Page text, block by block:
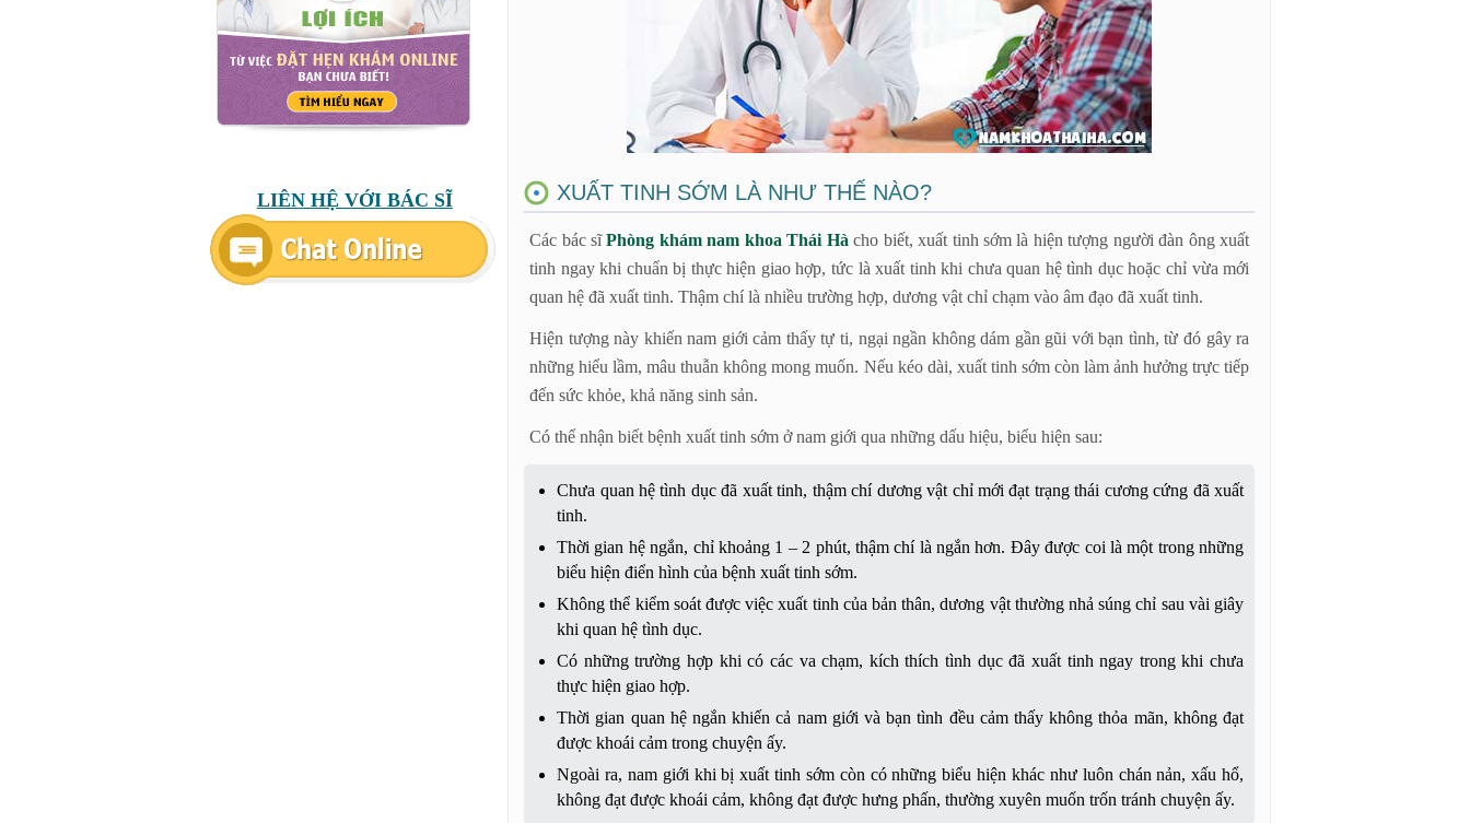
LIÊN HỆ VỚI BÁC SĨ XUẤT TINH SỚM LÀ NHƯ THẾ NÀO?
Các bác sĩPhòng khám nam khoa Thái Hà cho biết, xuất tinh sớm là hiện tượng người đàn ông xuất
tinh ngay khi chuẩn bị thực hiện giao hợp, tức là xuất tinh khi chưa quan hệ tình dục hoặc chỉ vừa mới
quan hệ đã xuất tinh. Thậm chí là nhiều trường hợp, dương vật chỉ chạm vào âm đạo đã xuất tinh.
Hiện tượng này khiến nam giới cảm thấy tự ti, ngại ngần không dám gần gũi với bạn tình, từ đó gây ra
những hiểu lầm, mâu thuẫn không mong muốn. Nếu kéo dài, xuất tinh sớm còn làm ảnh hưởng trực tiếp
đến sức khỏe, khả năng sinh sản.
Có thể nhận biết bệnh xuất tinh sớm ở nam giới qua những dấu hiệu, biểu hiện sau:
Chưa quan hệ tình dục đã xuất tinh, thậm chí dương vật chỉ mới đạt trạng thái cương cứng đã xuất
tinh.
Thời gian hệ ngắn, chỉ khoảng 1 – 2 phút, thậm chí là ngắn hơn. Đây được coi là một trong những
biểu hiện điển hình của bệnh xuất tinh sớm.
Không thể kiểm soát được việc xuất tinh của bản thân, dương vật thường nhả súng chỉ sau vài giây
khi quan hệ tình dục.
Có những trường hợp khi có các va chạm, kích thích tình dục đã xuất tinh ngay trong khi chưa
thực hiện giao hợp.
Thời gian quan hệ ngắn khiến cả nam giới và bạn tình đều cảm thấy không thỏa mãn, không đạt
được khoái cảm trong chuyện ấy.
Ngoài ra, nam giới khi bị xuất tinh sớm còn có những biểu hiện khác như luôn chán nản, xấu hổ,
không đạt được khoái cảm, không đạt được hưng phấn, thường xuyên muốn trốn tránh chuyện ấy.